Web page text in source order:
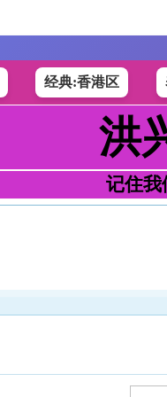
经典:香港区
洪
记住我